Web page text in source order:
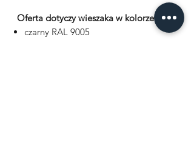
Oferta dotyczy wieszaka w kolorze:
czarny RAL 9005